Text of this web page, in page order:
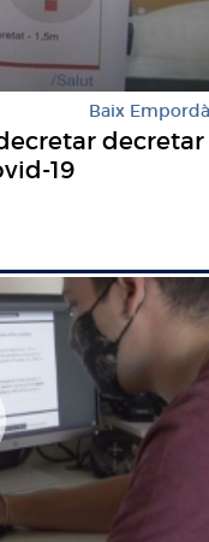
Baix Empordà
decretar
19